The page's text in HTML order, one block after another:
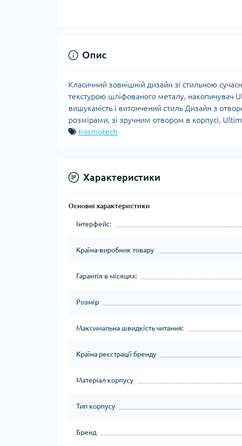
Опис
Класичний зовнішній дизайн зі стильною
текстурою шліфованого металу, накопичувач
вишуканість і витончений стиль Дизайн з
розмірами, зі зручним отвором в корпусі,
Kosmotech
Характеристики
Основні характеристики
Інтерфейс:
Країна-виробник товару
Гарантія в місяцях:
Розмір
Максимальна швидкість читання:
Країна реєстрації бренду
Матеріал корпусу
Тип корпусу
Бренд